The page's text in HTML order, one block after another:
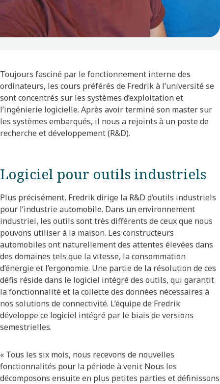
Toujours fasciné par le fonctionnement interne des
ordinateurs, les cours préférés de Fredrik à l’université se
sont concentrés sur les systèmes d’exploitation et
l’ingénierie logicielle. Après avoir terminé son master sur
les systèmes embarqués, il nous a rejoints à un poste de
recherche et développement (R&D).
Logiciel pour outils industriels
Plus précisément, Fredrik dirige la R&D d’outils industriels
pour l’industrie automobile. Dans un environnement
industriel, les outils sont très différents de ceux que nous
pouvons utiliser à la maison. Les constructeurs
automobiles ont naturellement des attentes élevées dans
des domaines tels que la vitesse, la consommation
d’énergie et l’ergonomie. Une partie de la résolution de ces
défis réside dans le logiciel intégré des outils, qui garantit
la fonctionnalité et la collecte des données nécessaires à
nos solutions de connectivité. L’équipe de Fredrik
développe ce logiciel intégré par le biais de versions
semestrielles.
« Tous les six mois, nous recevons de nouvelles
fonctionnalités pour la période à venir. Nous les
décomposons ensuite en plus petites parties et définissons